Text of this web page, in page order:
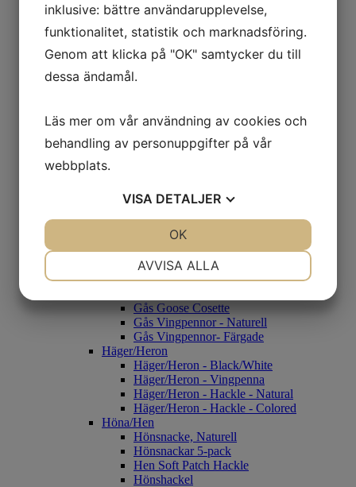
Brudand/Woodduck
Mandarinand/Mandarin Duck
Anka/Rouen
Anka - Vingpennor
Rouen
Condor
Condor Genuin
Condor Substitut
Fasan/Pheasant
Fasanhöna
Guldfasan
Grey Francolin
Black Francolin
Diamantfasan
Gås/Goose
Gås Skulderfjäder - Färgade
Gås Goose Cosette
Gås Vingpennor - Naturell
Gås Vingpennor- Färgade
Häger/Heron
Häger/Heron - Black/White
Häger/Heron - Vingpenna
Häger/Heron - Hackle - Natural
Häger/Heron - Hackle - Colored
Höna/Hen
Hönsnacke, Naturell
Hönsnackar 5-pack
Hen Soft Patch Hackle
Hönshackel
inklusive: bättre användarupplevelse,
funktionalitet, statistik och marknadsföring.
Genom att klicka på "OK" samtycker du till
dessa ändamål.
Läs mer om vår användning av cookies och
behandling av personuppgifter på vår
webbplats.
VISA DETALJER
MARKNADSFÖRING STATISTIK
AVVISA ALLA
OK